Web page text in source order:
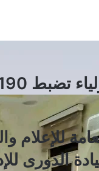
خلال حملة أمنية
للإعلام
الدورى